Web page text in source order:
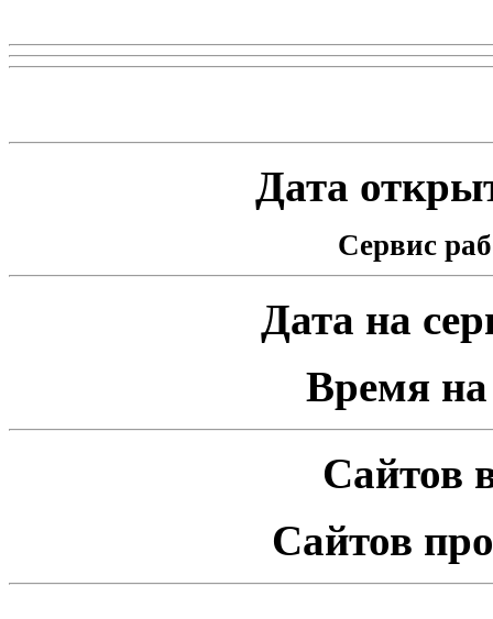
Дата
Сервис
Дата на
Время на
Сайтов
Сайтов